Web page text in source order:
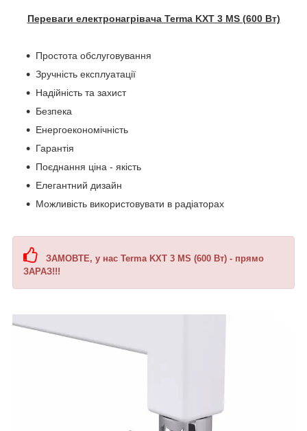
Переваги електронагрівача Terma KXT 3 MS (600 Вт)
Простота обслуговування
Зручність експлуатації
Надійність та захист
Безпека
Енергоекономічність
Гарантія
Поєднання ціна - якість
Елегантний дизайн
Можливість використовувати в радіаторах
ЗАМОВТЕ, у нас Terma KXT 3 MS (600 Вт) - прямо
ЗАРАЗ!!!